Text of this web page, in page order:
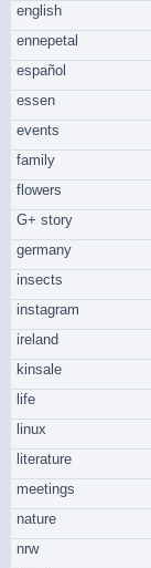
english
ennepetal
español
essen
events
family
flowers
G+ story
germany
insects
instagram
ireland
kinsale
life
linux
literature
meetings
nature
nrw